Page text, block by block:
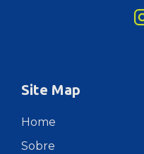
Site Map
Home
Sobre